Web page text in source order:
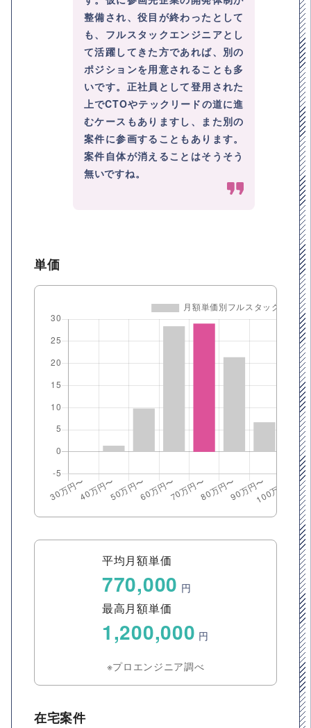
整備され、役目が終わったとして
も、フルスタックエンジニアとし
て活躍してきた方であれば、別の
ポジションを用意されることも多
いです。正社員として登用された
上でCTOやテックリードの道に進
むケースもありますし、また別の
案件に参画することもあります。
案件自体が消えることはそうそう
無いですね。
単価
平均月額単価
770,000 円
最高月額単価
1,200,000 円
※プロエンジニア調べ
在宅案件